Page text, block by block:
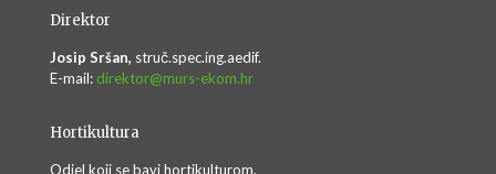
Direktor
Josip Sršan, struč.spec.ing.aedif.
E-mail: direktor@murs-ekom.hr
Hortikultura
Odjel koji se bavi hortikulturom.